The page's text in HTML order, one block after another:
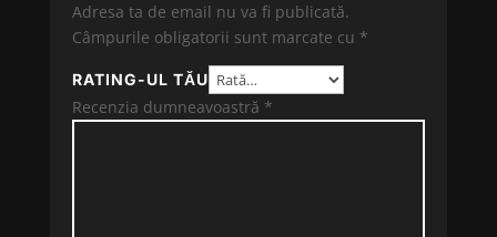
Adresa ta de email nu va fi publicată.
Câmpurile obligatorii sunt marcate cu *
RATING-UL TĂU
Recenzia dumneavoastră *